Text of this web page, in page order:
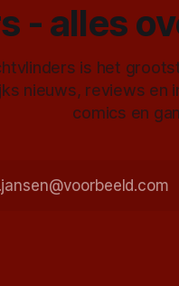
- alles
is het
nieuws, reviews
comics en